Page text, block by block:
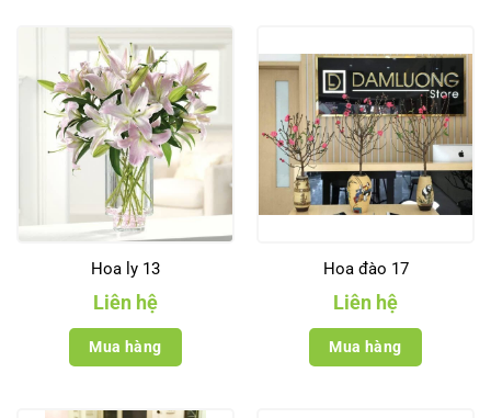
Hoa ly 13
Liên hệ
Mua hàng
Hoa đào 17
Liên hệ
Mua hàng